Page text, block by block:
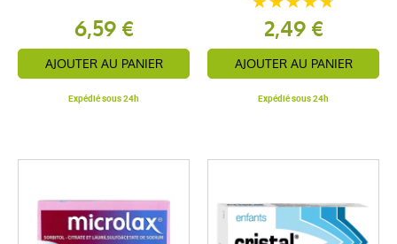
6,59 €
AJOUTER AU PANIER
Expédié sous 24h
2,49 €
AJOUTER AU PANIER
Expédié sous 24h